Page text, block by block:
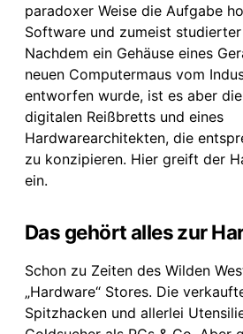
paradoxer Weise die Aufgabe
Software und zumeist studierter
Nachdem ein Gehäuse eines
neuen Computermaus vom
entworfen wurde, ist es aber
digitalen Reißbretts und eines
Hardwarearchitekten, die
zu konzipieren. Hier greift der
ein.
Das gehört alles zur
Schon zu Zeiten des Wilden
„Hardware“ Stores. Die
Spitzhacken und allerlei